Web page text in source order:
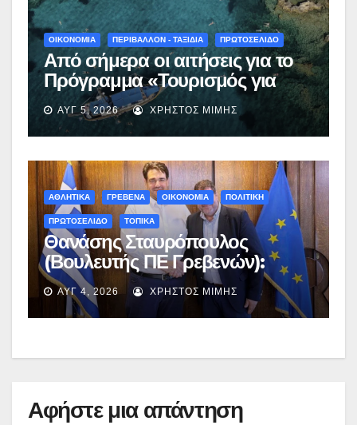
ΟΙΚΟΝΟΜΙΑ ΠΕΡΙΒΑΛΛΟΝ - ΤΑΞΙΔΙΑ ΠΡΩΤΟΣΕΛΙΔΟ
Από σήμερα οι αιτήσεις για το
Πρόγραμμα «Τουρισμός για
Όλους 2026-2027» – Πότε λήγει
η προσθεσμία
ΑΥΓ 5, 2026 ΧΡΉΣΤΟΣ ΜΊΜΗΣ
ΑΘΛΗΤΙΚΑ ΓΡΕΒΕΝΑ ΟΙΚΟΝΟΜΙΑ ΠΟΛΙΤΙΚΗ
ΠΡΩΤΟΣΕΛΙΔΟ ΤΟΠΙΚΑ
Θανάσης Σταυρόπουλος
(Βουλευτής ΠΕ Γρεβενών):
Έκτακτη χρηματοδότηση
400.000€ για επιπλέον
εργασίες στο Δημοτικό Στάδιο
ΑΥΓ 4, 2026 ΧΡΉΣΤΟΣ ΜΊΜΗΣ
Αφήστε μια απάντηση